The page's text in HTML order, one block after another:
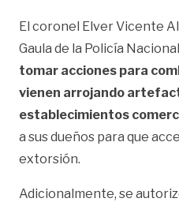
El coronel Elver Vicente
Gaula de la Policía
tomar acciones para
vienen arrojando
establecimientos
a sus dueños para que
extorsión.
Adicionalmente, se